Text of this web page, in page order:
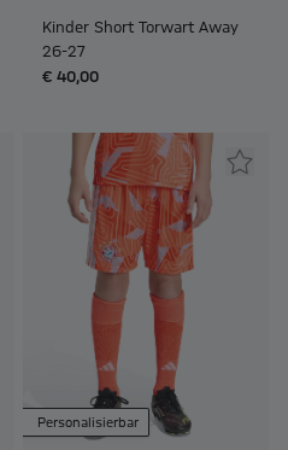
Kinder Short Torwart Away
26-27
€ 40,00
Personalisierbar